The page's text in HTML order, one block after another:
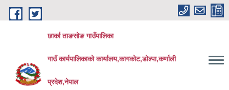
Skip to main content
छार्का ताङसोङ गाउँपालिका
गाउँ कार्यपालिकाको कार्यालय,कागकोट,डोल्पा,कर्णाली
प्रदेश,नेपाल